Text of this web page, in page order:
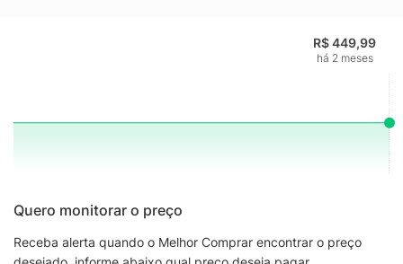
R$ 449,99
há 2 meses
Quero monitorar o preço
Receba alerta quando o Melhor Comprar encontrar o preço